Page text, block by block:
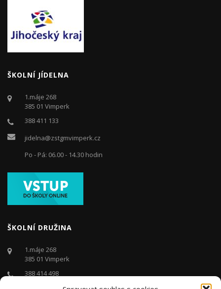
ŠKOLNÍ JÍDELNA
1.máje 268
385 01 Vimperk
388 411 133
jidelna@zstgmvimperk.cz
Po - Pá: 06.00 - 14.30 hodin
ŠKOLNÍ DRUŽINA
1.máje 268
385 01 Vimperk
388 414 498